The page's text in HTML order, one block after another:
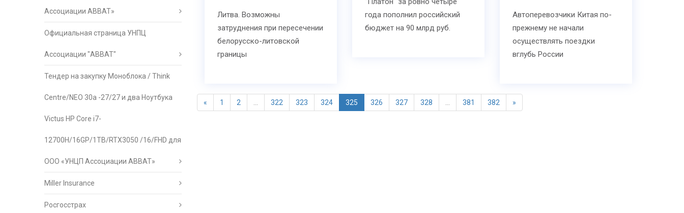
Ассоциации АВВАТ»
Официальная страница УНПЦ
Ассоциации "АВВАТ"
Тендер на закупку Моноблока / Think
Centre/NEO 30a -27/27 и два Ноутбука
Victus HP Core i7-
12700H/16GP/1TB/RTX3050 /16/FHD для
ООО «УНЦП Ассоциации АВВАТ»
Miller Insurance
Росгосстрах
Литва. Возможны
затруднения при пересечении
белорусско-литовской
границы
года пополнил российский
бюджет на 90 млрд руб.
Автоперевозчики Китая по-
прежнему не начали
осуществлять поездки
вглубь России
« 1 2 ... 322 323 324 325 326 327 328 ... 381 382 »